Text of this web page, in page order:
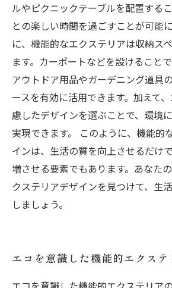
ルやピクニックテーブルを配置する
との楽しい時間を過ごすことが可能
に、機能的なエクステリアは収納ス
ます。カーポートなどを設けること
アウトドア用品やガーデニング道具
ースを有効に活用できます。加えて
慮したデザインを選ぶことで、環境
実現できます。 このように、機能的
インは、生活の質を向上させるだけ
増させる要素でもあります。あなた
クステリアデザインを見つけて、生
しましょう。
エコを意識した機能的エクス